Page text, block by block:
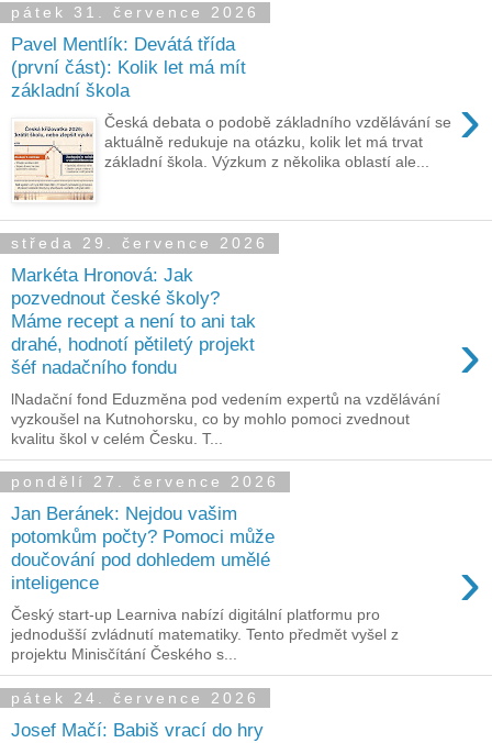
pátek 31. července 2026
Pavel Mentlík: Devátá třída
(první část): Kolik let má mít
základní škola
›
Česká debata o podobě základního vzdělávání se
aktuálně redukuje na otázku, kolik let má trvat
základní škola. Výzkum z několika oblastí ale...
středa 29. července 2026
Markéta Hronová: Jak
pozvednout české školy?
Máme recept a není to ani tak
drahé, hodnotí pětiletý projekt
šéf nadačního fondu
›
lNadační fond Eduzměna pod vedením expertů na vzdělávání
vyzkoušel na Kutnohorsku, co by mohlo pomoci zvednout
kvalitu škol v celém Česku. T...
pondělí 27. července 2026
Jan Beránek: Nejdou vašim
potomkům počty? Pomoci může
doučování pod dohledem umělé
inteligence
›
Český start-up Learniva nabízí digitální platformu pro
jednodušší zvládnutí matematiky. Tento předmět vyšel z
projektu Minisčítání Českého s...
pátek 24. července 2026
Josef Mačí: Babiš vrací do hry